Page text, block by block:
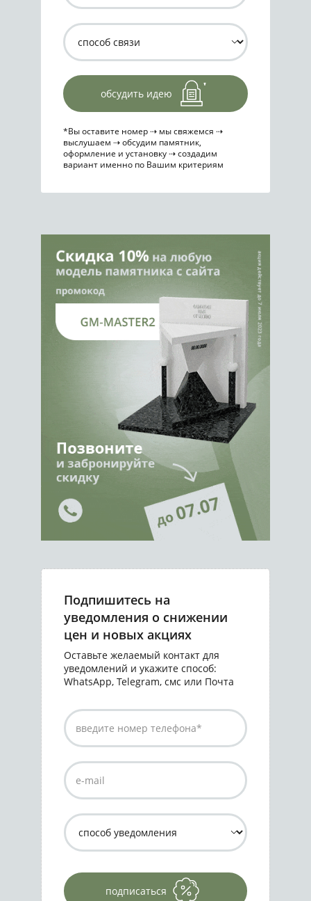
обсудить идею
*Вы оставите номер ⇢ мы свяжемся ⇢
выслушаем ⇢ обсудим памятник,
оформление и установку ⇢ создадим
вариант именно по Вашим критериям
Подпишитесь на
уведомления о снижении
цен и новых акциях
Оставьте желаемый контакт для
уведомлений и укажите способ:
WhatsApp, Telegram, смс или Почта
подписаться